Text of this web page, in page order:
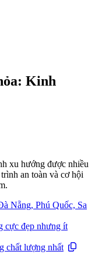
Kinh
xu hướng được nhiều
an toàn và cơ hội
Nẵng, Phú Quốc, Sa
cực đẹp nhưng ít
chất lượng nhất